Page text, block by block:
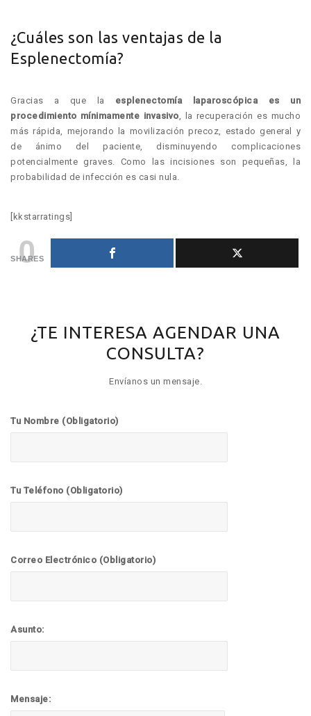
¿Cuáles son las ventajas de la
Esplenectomía?
Gracias a que la esplenectomía laparoscópica es un
procedimiento mínimamente invasivo, la recuperación es mucho
más rápida, mejorando la movilización precoz, estado general y
de ánimo del paciente, disminuyendo complicaciones
potencialmente graves. Como las incisiones son pequeñas, la
probabilidad de infección es casi nula.
[kkstarratings]
0
SHARES
¿TE INTERESA AGENDAR UNA
CONSULTA?
Envíanos un mensaje.
Tu Nombre (Obligatorio)
Tu Teléfono (Obligatorio)
Correo Electrónico (Obligatorio)
Asunto:
Mensaje: